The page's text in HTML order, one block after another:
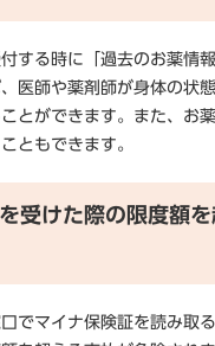
する時に「過去のお薬情
医師や薬剤師が身体の状
とができます。また、お
ともできます。
受けた際の限度額
でマイナ保険証を読み取